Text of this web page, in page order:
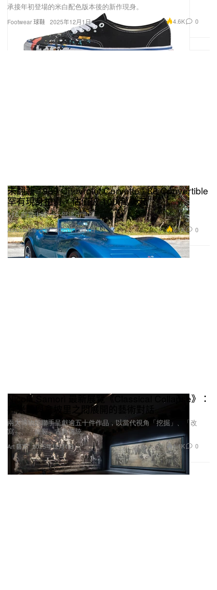
Footwear 球鞋
承接年初登場的米白配色版本後的新作現身。
2025年12月1日 4.6K 0
Automotive 汽車
未翻新 1969 Chevrolet Corvette L88 Convertible
罕有現身拍賣，估值破 100 萬美元
116 部當中唯一一部流出市場。
2025年12月1日 5.1K 0
Art 藝文
Nicola Samorì 最新展覽《Classical Collapse》：
在米蘭與拿坡里之間展開的藝術對話
兩大博物館聯手呈獻逾五十件作品，以當代視角「挖掘」、「改
寫」、「撕裂」古典傳統。
2025年12月1日 1.1K 0